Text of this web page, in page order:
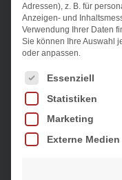
Adressen), z. B. für
Anzeigen- und
Verwendung Ihrer Daten
Sie können Ihre Auswahl
oder anpassen.
Es folgt eine
Essenziell
Statistiken
Marketing
Externe Medien